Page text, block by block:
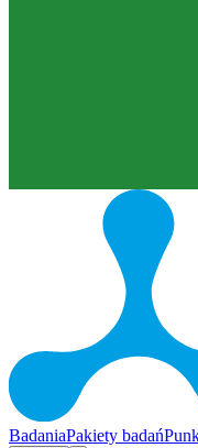
BadaniaPakiety badań